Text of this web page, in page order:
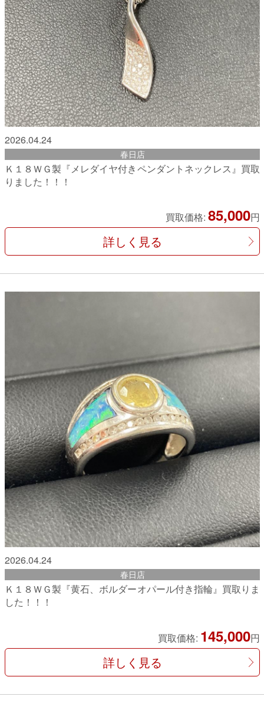
2026.04.24
春日店
Ｋ１８ＷＧ製『メレダイヤ付きペンダントネックレス』買取
りました！！！
買取価格: 85,000円
詳しく見る
2026.04.24
春日店
Ｋ１８ＷＧ製『黄石、ボルダーオパール付き指輪』買取りま
した！！！
買取価格: 145,000円
詳しく見る